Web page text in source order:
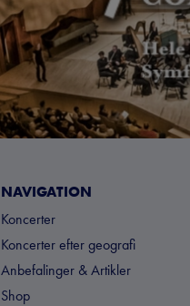
NAVIGATION
Koncerter
Koncerter efter geografi
Anbefalinger & Artikler
Shop